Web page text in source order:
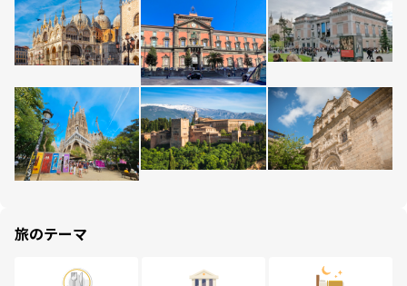
旅のテーマ